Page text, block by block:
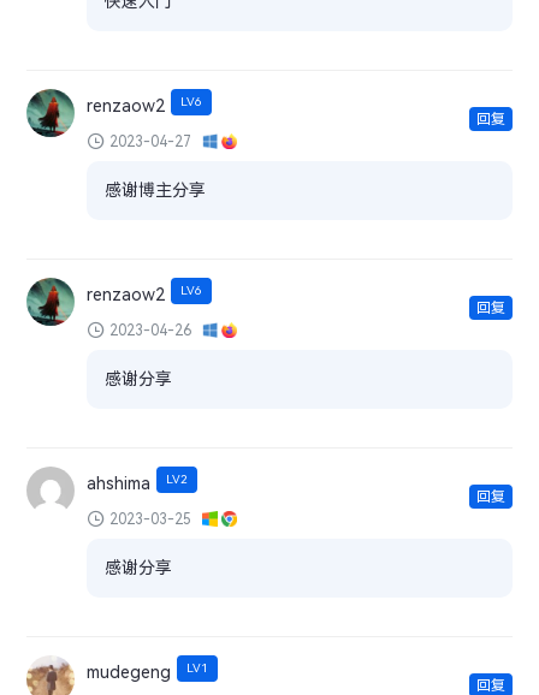
renzaow2 LV6
2023-04-27
感谢博主分享
回复
renzaow2 LV6
2023-04-26
感谢分享
回复
ahshima LV2
2023-03-25
感谢分享
回复
mudegeng LV1
回复